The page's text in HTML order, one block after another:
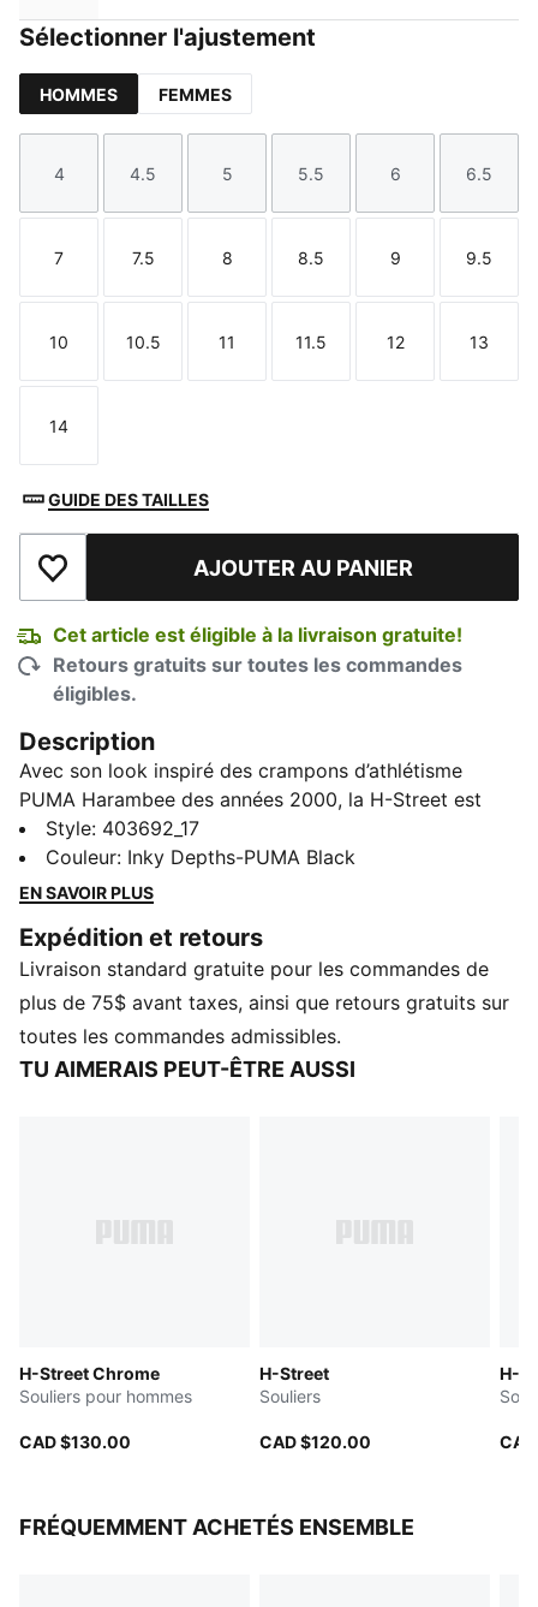
Sélectionner l'ajustement
HOMMES FEMMES
Taille
4
Taille
4.5
Taille
5
Taille
5.5
Taille
6
Taille
6.5
Taille
7
Taille
7.5
Taille
8
Taille
8.5
Taille
9
Taille
9.5
Taille
10
Taille
10.5
Taille
11
Taille
11.5
Taille
12
Taille
13
Taille
14
GUIDE DES TAILLES
Ajouter à la liste de souhaits
AJOUTER AU PANIER
Cet article est éligible à la livraison gratuite!
Retours gratuits sur toutes les commandes
éligibles.
Description
Avec son look inspiré des crampons d’athlétisme
PUMA Harambee des années 2000, la H-Street est
une icône intemporelle qui marie à la perfection
l’héritage de la course et l’ADN streetwear. Elle évoque
sans détour l’âge d’or des années 2000, qui a vu
des archives avec son empeigne légère, sa silhouette
discrète et son héritage de rue toujours intact.
DÉTAILS
Coupe régulière
Style: 403692_17
Couleur: Inky Depths-PUMA Black
EN SAVOIR PLUS
Expédition et retours
Livraison standard gratuite pour les commandes de
plus de 75$ avant taxes, ainsi que retours gratuits sur
toutes les commandes admissibles.
TU AIMERAIS PEUT-ÊTRE AUSSI
H-Street Chrome
Souliers pour hommes
CAD $130.00
H-Street
Souliers
CAD $120.00
H-
FRÉQUEMMENT ACHETÉS ENSEMBLE